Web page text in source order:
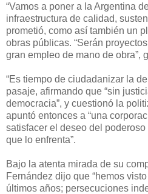
“Vamos a poner a la Argentina
infraestructura de calidad,
prometió, como así también un
obras públicas. “Serán
gran empleo de mano de obra”,
“Es tiempo de ciudadanizar la
pasaje, afirmando que “sin
democracia”, y cuestionó la
apuntó entonces a “una
satisfacer el deseo del poderoso
que lo enfrenta”.
Bajo la atenta mirada de su
Fernández dijo que “hemos
últimos años; persecuciones